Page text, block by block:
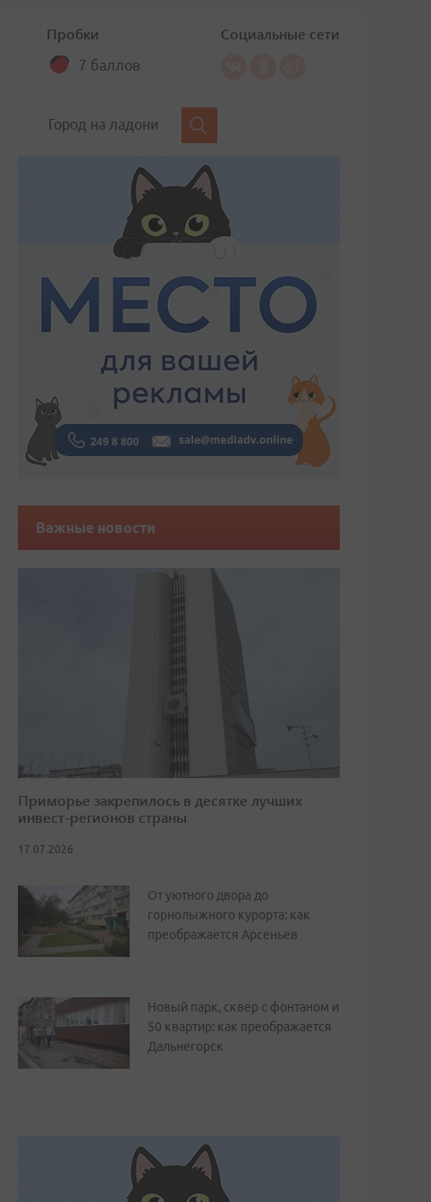
Пробки
7 баллов
Социальные сети
Город на ладони
Важные новости
Приморье закрепилось в десятке лучших
инвест-регионов страны
17.07.2026
От уютного двора до
горнолыжного курорта: как
преображается Арсеньев
Новый парк, сквер с фонтаном и
50 квартир: как преображается
Дальнегорск